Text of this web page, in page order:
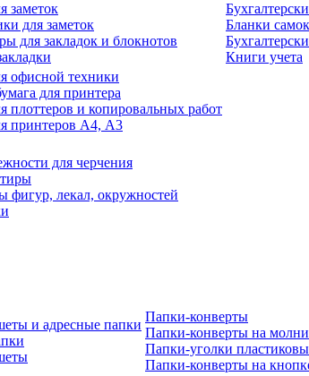
заметок
для заметок
для закладок и блокнотов
Бланки
Книги учета
офисной техники
для принтера
плоттеров и копировальных работ
принтеров А4, А3
для черчения
фигур, лекал, окружностей
и адресные папки
Папки-конверты
Папки-конверты на
Папки-уголки
Папки-конверты на